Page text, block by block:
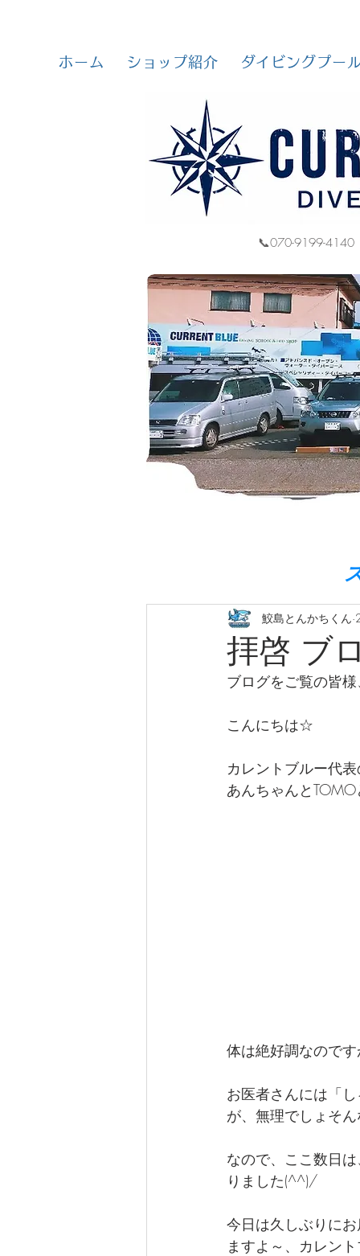
ホーム ショップ紹介 ダイビングプー
📞070-9199-4140
拝啓 ブ
鮫島とんかちくん
ブログをご覧の皆
こんにちは☆
カレントブルー代
あんちゃんと
体は絶好調なので
お医者さんには「
が、無理でしょそん
なので、ここ数日
りました(^^)/
今日は久しぶりに
ますよ～、カレン